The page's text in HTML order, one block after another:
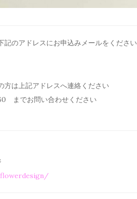
記のアドレスにお申込みメールを ください
方は上記アドレスへ連絡ください
までお問い合わせください